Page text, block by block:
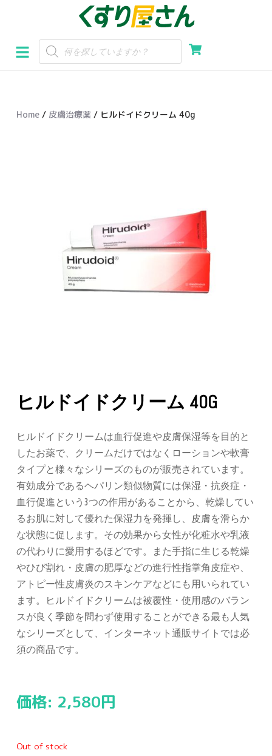
ン
テ
スHome / 皮膚治療薬 / ヒルドイドクリーム 40g
ヒルドイドクリーム 40G
ヒルドイドクリームは血行促進や皮膚保湿等を目的と
したお薬で、クリームだけではなくローションや軟膏
タイプと様々なシリーズのものが販売されています。
有効成分であるヘパリン類似物質には保湿・抗炎症・
血行促進という3つの作用があることから、乾燥してい
るお肌に対して優れた保湿力を発揮し、皮膚を滑らか
な状態に促します。その効果から女性が化粧水や乳液
の代わりに愛用するほどです。また手指に生じる乾燥
やひび割れ・皮膚の肥厚などの進行性指掌角皮症や、
アトピー性皮膚炎のスキンケアなどにも用いられてい
ます。ヒルドイドクリームは被覆性・使用感のバラン
スが良く季節を問わず使用することができる最も人気
なシリーズとして、インターネット通販サイトでは必
須の商品です。
価格: 2,580円
Out of stock